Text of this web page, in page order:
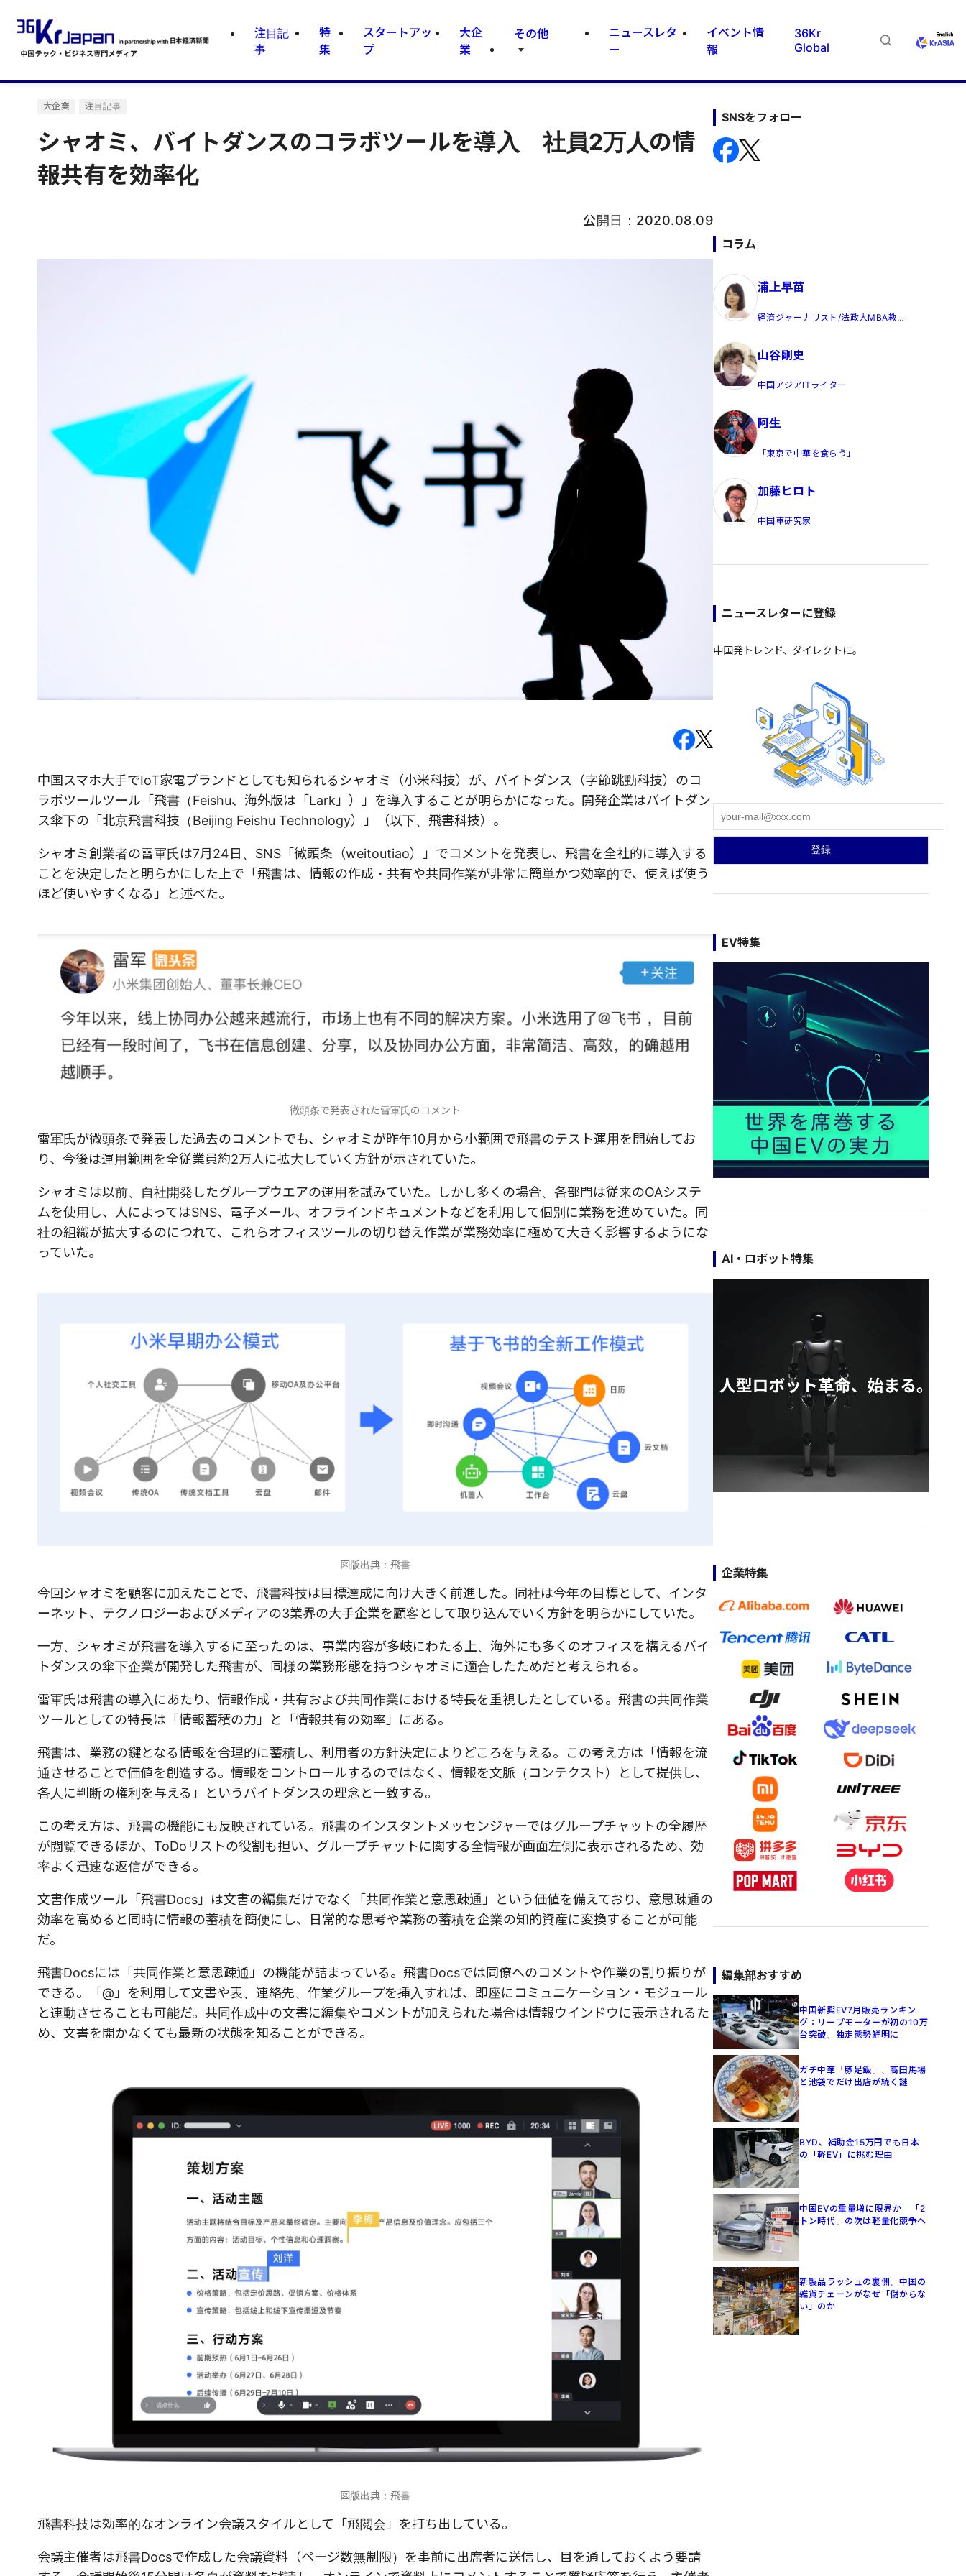
注目記
事
特
集
スタートアッ
プ
大企
業
その他
ニュースレタ
ー
イベント情
報
36Kr
Global
大企業 注目記事
シャオミ、バイトダンスのコラボツールを導入 社員2万人の情
報共有を効率化
公開日： 2020.08.09
中国スマホ大手でIoT家電ブランドとしても知られるシャオミ（小米科技）が、バイトダンス（字節跳動科技）のコ
ラボツールツール「飛書（Feishu、海外版は「Lark」）」を導入することが明らかになった。開発企業はバイトダン
ス傘下の「北京飛書科技（Beijing Feishu Technology）」（以下、飛書科技）。
シャオミ創業者の雷軍氏は7月24日、SNS「微頭条（weitoutiao）」でコメントを発表し、飛書を全社的に導入する
ことを決定したと明らかにした上で「飛書は、情報の作成・共有や共同作業が非常に簡単かつ効率的で、使えば使う
ほど使いやすくなる」と述べた。
微頭条で発表された雷軍氏のコメント
雷軍氏が微頭条で発表した過去のコメントでも、シャオミが昨年10月から小範囲で飛書のテスト運用を開始してお
り、今後は運用範囲を全従業員約2万人に拡大していく方針が示されていた。
シャオミは以前、自社開発したグループウエアの運用を試みていた。しかし多くの場合、各部門は従来のOAシステ
ムを使用し、人によってはSNS、電子メール、オフラインドキュメントなどを利用して個別に業務を進めていた。同
社の組織が拡大するのにつれて、これらオフィスツールの切り替え作業が業務効率に極めて大きく影響するようにな
っていた。
図版出典：飛書
今回シャオミを顧客に加えたことで、飛書科技は目標達成に向け大きく前進した。同社は今年の目標として、インタ
ーネット、テクノロジーおよびメディアの3業界の大手企業を顧客として取り込んでいく方針を明らかにしていた。
一方、シャオミが飛書を導入するに至ったのは、事業内容が多岐にわたる上、海外にも多くのオフィスを構えるバイ
トダンスの傘下企業が開発した飛書が、同様の業務形態を持つシャオミに適合したためだと考えられる。
雷軍氏は飛書の導入にあたり、情報作成・共有および共同作業における特長を重視したとしている。飛書の共同作業
ツールとしての特長は「情報蓄積の力」と「情報共有の効率」にある。
飛書は、業務の鍵となる情報を合理的に蓄積し、利用者の方針決定によりどころを与える。この考え方は「情報を流
通させることで価値を創造する。情報をコントロールするのではなく、情報を文脈（コンテクスト）として提供し、
各人に判断の権利を与える」というバイトダンスの理念と一致する。
この考え方は、飛書の機能にも反映されている。飛書のインスタントメッセンジャーではグループチャットの全履歴
が閲覧できるほか、ToDoリストの役割も担い、グループチャットに関する全情報が画面左側に表示されるため、効
率よく迅速な返信ができる。
文書作成ツール「飛書Docs」は文書の編集だけでなく「共同作業と意思疎通」という価値を備えており、意思疎通の
効率を高めると同時に情報の蓄積を簡便にし、日常的な思考や業務の蓄積を企業の知的資産に変換することが可能
だ。
飛書Docsには「共同作業と意思疎通」の機能が詰まっている。飛書Docsでは同僚へのコメントや作業の割り振りが
できる。「@」を利用して文書や表、連絡先、作業グループを挿入すれば、即座にコミュニケーション・モジュール
と連動させることも可能だ。共同作成中の文書に編集やコメントが加えられた場合は情報ウインドウに表示されるた
め、文書を開かなくても最新の状態を知ることができる。
図版出典：飛書
飛書科技は効率的なオンライン会議スタイルとして「飛閲会」を打ち出している。
会議主催者は飛書Docsで作成した会議資料（ページ数無制限）を事前に出席者に送信し、目を通しておくよう要請
SNSをフォロー
コラム
浦上早苗
経済ジャーナリスト/法政大MBA教
山谷剛史
中国アジアITライター
阿生
「東京で中華を食らう」
加藤ヒロト
中国車研究家
ニュースレターに登録
中国発トレンド、ダイレクトに。
EV特集
AI・ロボット特集
企業特集
編集部おすすめ
中国新興EV7月販売ランキン
グ：リープモーターが初の10万
台突破、独走態勢鮮明に
ガチ中華「豚足飯」、高田馬場
と池袋でだけ出店が続く謎
BYD、補助金15万円でも日本
の「軽EV」に挑む理由
中国EVの重量増に限界か 「2
トン時代」の次は軽量化競争へ
新製品ラッシュの裏側、中国の
雑貨チェーンがなぜ「儲からな
い」のか